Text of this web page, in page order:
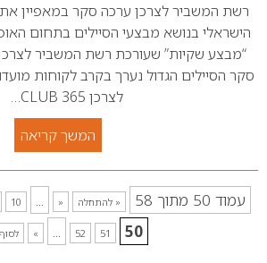
רשת המשביר לצרכן ערכה סקר במאפיין
הישראלי בנושא מבצעי הסיילים בתחום
“מבצע שקיות” שעורכת רשת המשביר
סקר הסיילים הגדול נערך בקרב לקוחות
לצרכן CLUB 365…
המשך קריאה
עמוד 50 מתוך 58 « להתחלה «
...
10
50
51
52
...
»